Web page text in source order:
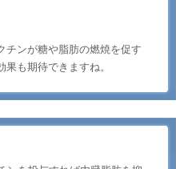
チンが糖や脂肪の燃焼を促す
も期待できますね。